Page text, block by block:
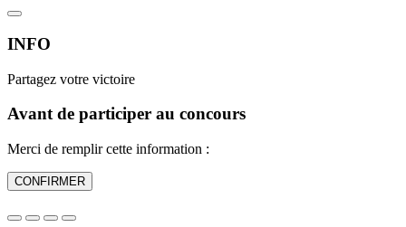
INFO
Partagez votre victoire
Avant de participer au concours
Merci de remplir cette information :
CONFIRMER